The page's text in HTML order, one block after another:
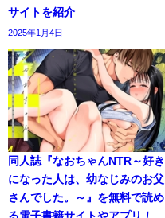
サイトを紹介
2025年1月4日
同人誌『なおちゃんNTR～好き
になった人は、幼なじみのお父
さんでした。～』を無料で読め
る電子書籍サイトやアプリ！